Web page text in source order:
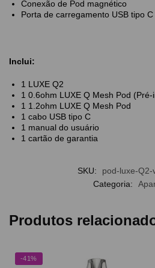
Conexão de Pod magnético
Porta de carregamento USB tipo C
Inclui:
1 LUXE Q2
1 0.6ohm LUXE Q Mesh Pod (Pré-
1 1.2ohm LUXE Q Mesh Pod
1 cabo USB tipo C
1 manual do usuário
1 cartão de garantia
SKU:
pod-luxe-Q2-
Categoria:
Produtos
-41%